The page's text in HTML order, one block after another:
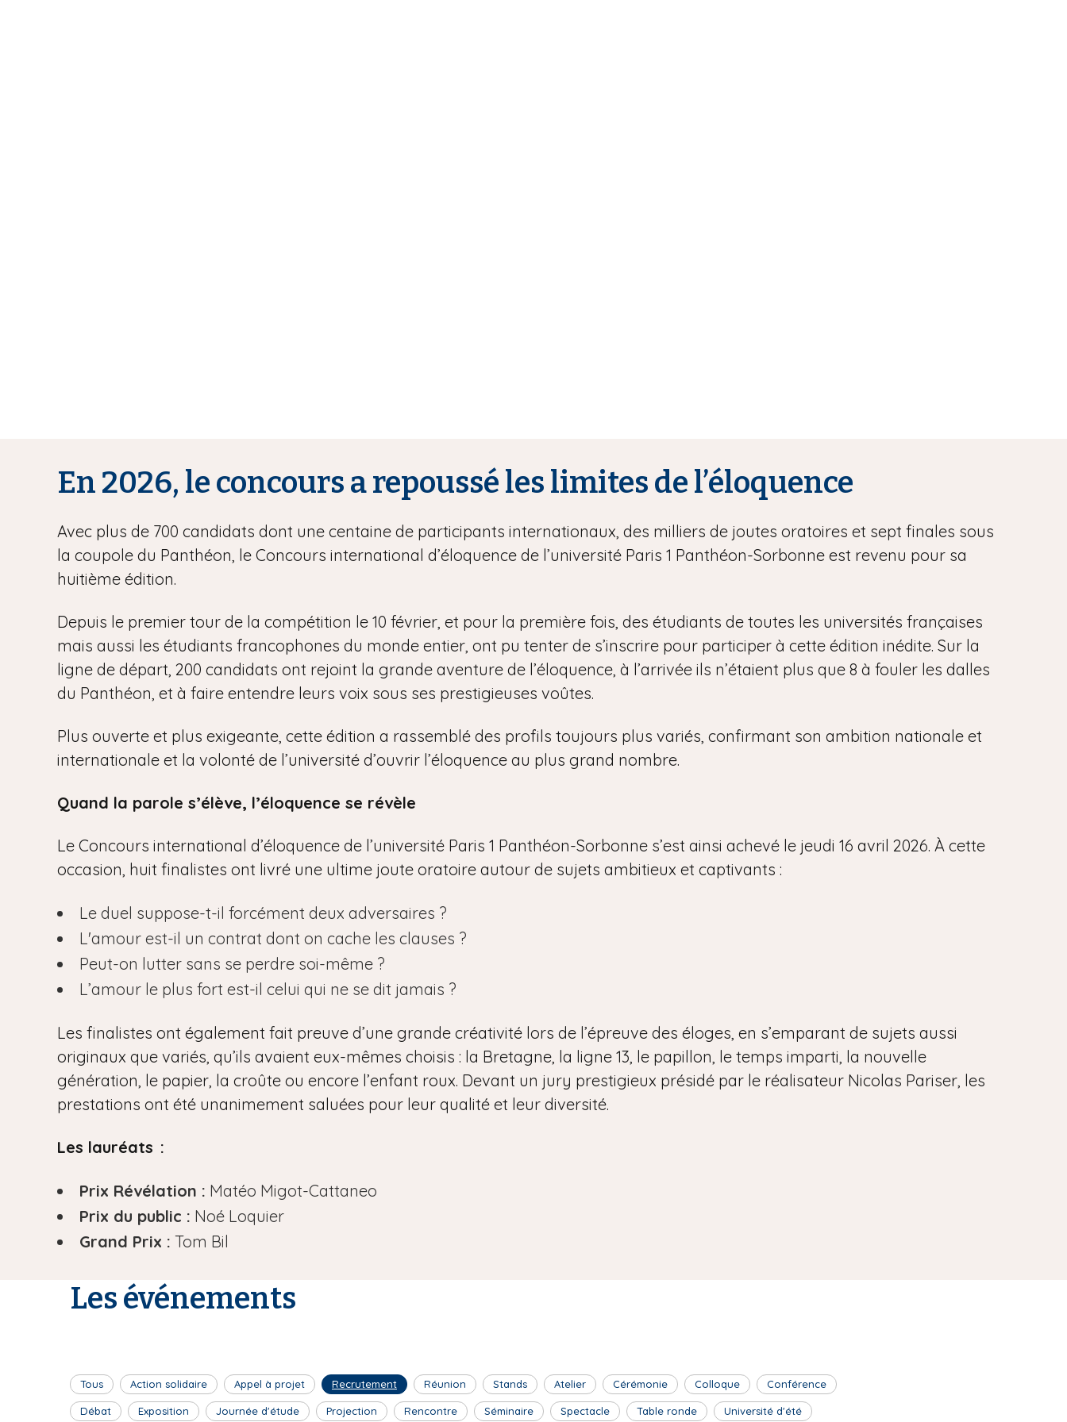
En 2026, le concours a repoussé les limites de l’éloquence
Avec plus de 700 candidats dont une centaine de participants internationaux, des milliers de joutes oratoires et sept finales sous
la coupole du Panthéon, le Concours international d’éloquence de l’université Paris 1 Panthéon-Sorbonne est revenu pour sa
huitième édition.
Depuis le premier tour de la compétition le 10 février, et pour la première fois, des étudiants de toutes les universités françaises
mais aussi les étudiants francophones du monde entier, ont pu tenter de s’inscrire pour participer à cette édition inédite. Sur la
ligne de départ, 200 candidats ont rejoint la grande aventure de l’éloquence, à l’arrivée ils n’étaient plus que 8 à fouler les dalles
du Panthéon, et à faire entendre leurs voix sous ses prestigieuses voûtes.
Plus ouverte et plus exigeante, cette édition a rassemblé des profils toujours plus variés, confirmant son ambition nationale et
internationale et la volonté de l’université d’ouvrir l’éloquence au plus grand nombre.
Quand la parole s’élève, l’éloquence se révèle
Le Concours international d’éloquence de l’université Paris 1 Panthéon-Sorbonne s’est ainsi achevé le jeudi 16 avril 2026. À cette
occasion, huit finalistes ont livré une ultime joute oratoire autour de sujets ambitieux et captivants :
Le duel suppose-t-il forcément deux adversaires ?
L'amour est-il un contrat dont on cache les clauses ?
Peut-on lutter sans se perdre soi-même ?
L’amour le plus fort est-il celui qui ne se dit jamais ?
Les finalistes ont également fait preuve d’une grande créativité lors de l’épreuve des éloges, en s’emparant de sujets aussi
originaux que variés, qu’ils avaient eux-mêmes choisis : la Bretagne, la ligne 13, le papillon, le temps imparti, la nouvelle
génération, le papier, la croûte ou encore l’enfant roux. Devant un jury prestigieux présidé par le réalisateur Nicolas Pariser, les
prestations ont été unanimement saluées pour leur qualité et leur diversité.
Les lauréats :
Prix Révélation : Matéo Migot-Cattaneo
Prix du public : Noé Loquier
Grand Prix : Tom Bil
Les événements
Tous Action solidaire Appel à projet Recrutement Réunion Stands Atelier Cérémonie Colloque Conférence
Débat Exposition Journée d'étude Projection Rencontre Séminaire Spectacle Table ronde Université d'été